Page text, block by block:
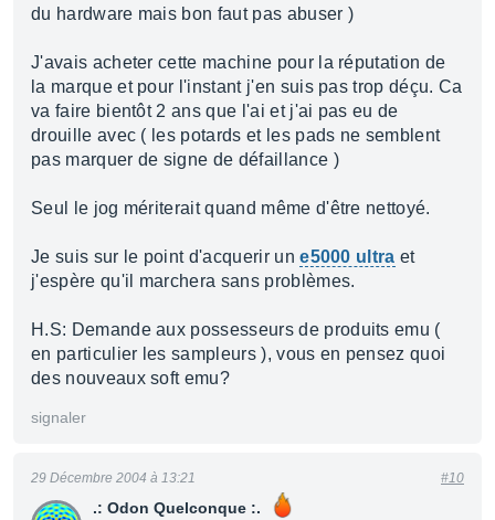
du hardware mais bon faut pas abuser )
J'avais acheter cette machine pour la réputation de
la marque et pour l'instant j'en suis pas trop déçu. Ca
va faire bientôt 2 ans que l'ai et j'ai pas eu de
drouille avec ( les potards et les pads ne semblent
pas marquer de signe de défaillance )
Seul le jog mériterait quand même d'être nettoyé.
Je suis sur le point d'acquerir une5000 ultra et
j'espère qu'il marchera sans problèmes.
H.S: Demande aux possesseurs de produits emu (
en particulier les sampleurs ), vous en pensez quoi
des nouveaux soft emu?
signaler
.: Odon Quelconque :.
29 Décembre 2004 à 13:21 #10